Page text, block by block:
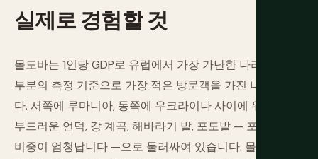
실제로경험할 것
몰도바는 1인당 GDP로 유럽에서 가장 가난한 나라이며, 대
부분의 측정 기준으로 가장 적은 방문객을 가진 나라입니
다. 서쪽에 루마니아, 동쪽에 우크라이나 사이에 위치하며,
부드러운 언덕, 강 계곡, 해바라기 밭, 포도밭 — 포도밭의
비중이 엄청납니다 —으로 둘러싸여 있습니다. 몰도바는 5